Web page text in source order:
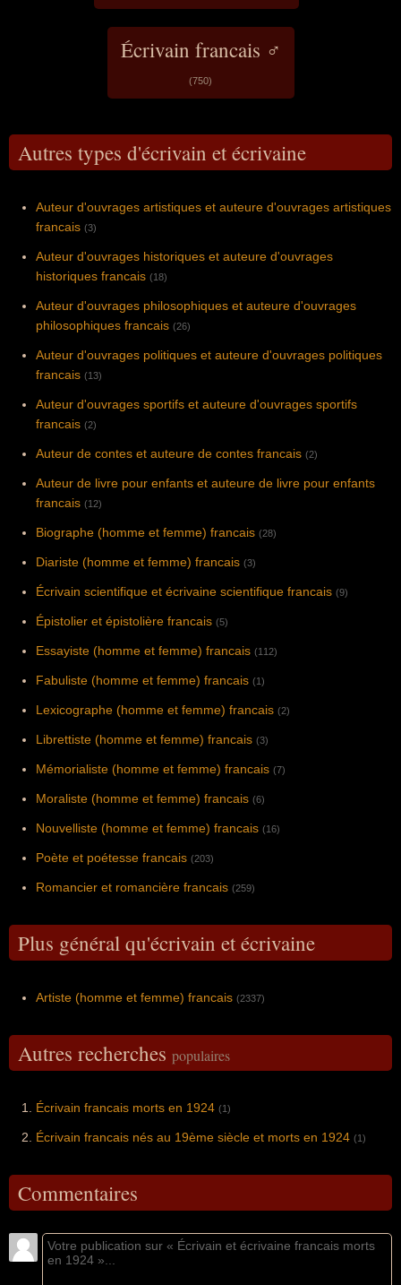
Écrivain francais ♂
(750)
Autres types d'écrivain et écrivaine
Auteur d'ouvrages artistiques et auteure d'ouvrages artistiques
francais (3)
Auteur d'ouvrages historiques et auteure d'ouvrages
historiques francais (18)
Auteur d'ouvrages philosophiques et auteure d'ouvrages
philosophiques francais (26)
Auteur d'ouvrages politiques et auteure d'ouvrages politiques
francais (13)
Auteur d'ouvrages sportifs et auteure d'ouvrages sportifs
francais (2)
Auteur de contes et auteure de contes francais (2)
Auteur de livre pour enfants et auteure de livre pour enfants
francais (12)
Biographe (homme et femme) francais (28)
Diariste (homme et femme) francais (3)
Écrivain scientifique et écrivaine scientifique francais (9)
Épistolier et épistolière francais (5)
Essayiste (homme et femme) francais (112)
Fabuliste (homme et femme) francais (1)
Lexicographe (homme et femme) francais (2)
Librettiste (homme et femme) francais (3)
Mémorialiste (homme et femme) francais (7)
Moraliste (homme et femme) francais (6)
Nouvelliste (homme et femme) francais (16)
Poète et poétesse francais (203)
Romancier et romancière francais (259)
Plus général qu'écrivain et écrivaine
Artiste (homme et femme) francais (2337)
Autres recherches populaires
Écrivain francais morts en 1924 (1)
Écrivain francais nés au 19ème siècle et morts en 1924 (1)
Commentaires